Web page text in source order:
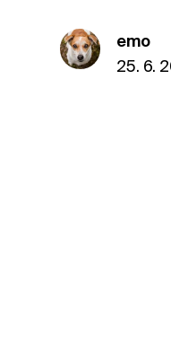
emo
25. 6.